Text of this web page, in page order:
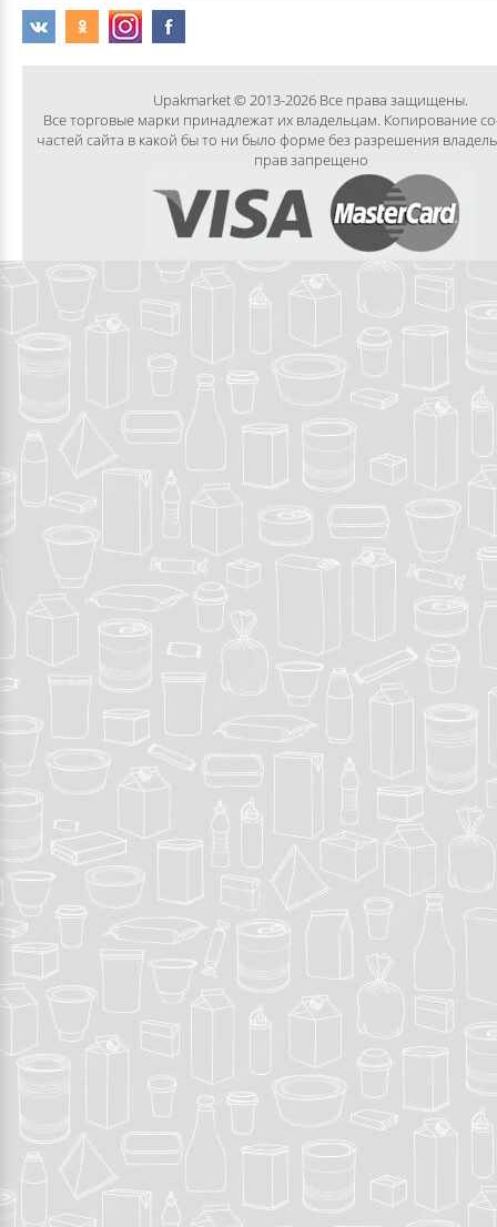
Upakmarket © 2013-2026 Все права защищены.
Все торговые марки принадлежат их владельцам. Копирование
частей сайта в какой бы то ни было форме без разрешения
прав запрещено